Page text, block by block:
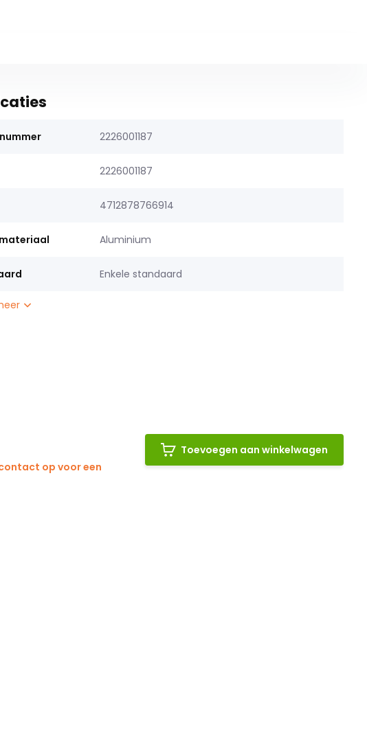
2226001187
2226001187
4712878766914
Aluminium
Enkele standaard
op voor een
Toevoegen aan winkelwagen